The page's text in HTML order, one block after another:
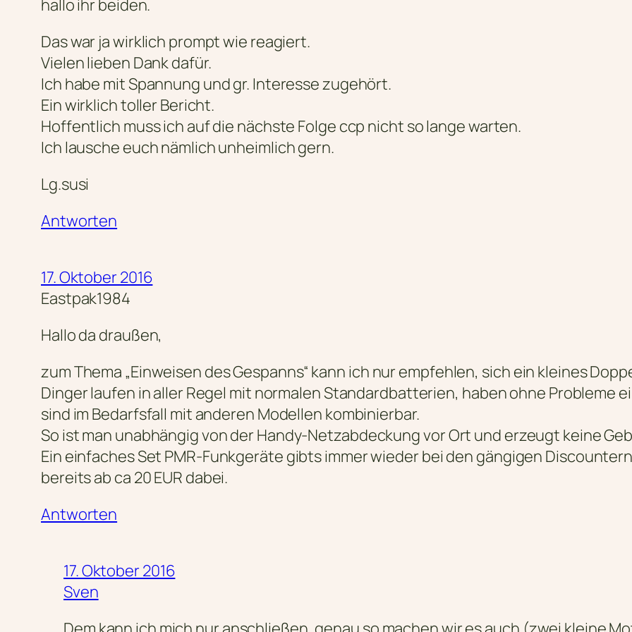
hallo ihr beiden.
Das war ja wirklich prompt wie reagiert.
Vielen lieben Dank dafür.
Ich habe mit Spannung und gr. Interesse zugehört.
Ein wirklich toller Bericht.
Hoffentlich muss ich auf die nächste Folge ccp nicht so lange warten.
Ich lausche euch nämlich unheimlich gern.
Lg.susi
Antworten
17. Oktober 2016
Eastpak1984
Hallo da draußen,
zum Thema „Einweisen des Gespanns“ kann ich nur empfehlen, sich ein kleines
Dinger laufen in aller Regel mit normalen Standardbatterien, haben ohne Probleme
sind im Bedarfsfall mit anderen Modellen kombinierbar.
So ist man unabhängig von der Handy-Netzabdeckung vor Ort und erzeugt keine
Ein einfaches Set PMR-Funkgeräte gibts immer wieder bei den gängigen
bereits ab ca 20 EUR dabei.
Antworten
17. Oktober 2016
Sven